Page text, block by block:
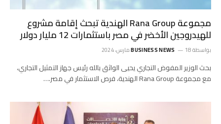
مجموعة Rana Group الهندية تبحث إقامة مشروع
للهيدروجين الأخضر في مصر باستثمارات 12 مليار دولار
بواسطة BUSINESS NEWS 18 مارس، 2024
بحث الوزير المفوض التجاري يحيى الواثق بالله رئيس جهاز التمثيل التجاري،
مع مجموعة Rana Group الهندية، فرص الاستثمار في مصر.…